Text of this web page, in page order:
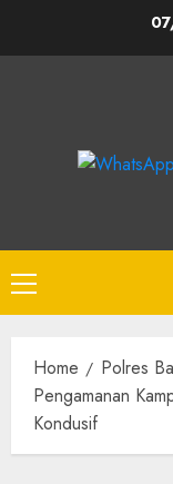
Home
Polres
Pengamanan
Kondusif